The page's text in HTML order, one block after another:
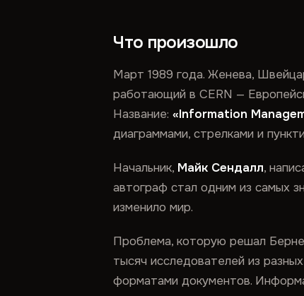
Что произошло
Март 1989 года. Женева,
работающий в CERN —
Название: «Information
диаграммами, стрелками и
Начальник, Майк Сендалл,
автограф стал одним из самых
изменило мир.
Проблема, которую решал
тысяч исследователей из
форматами документов.